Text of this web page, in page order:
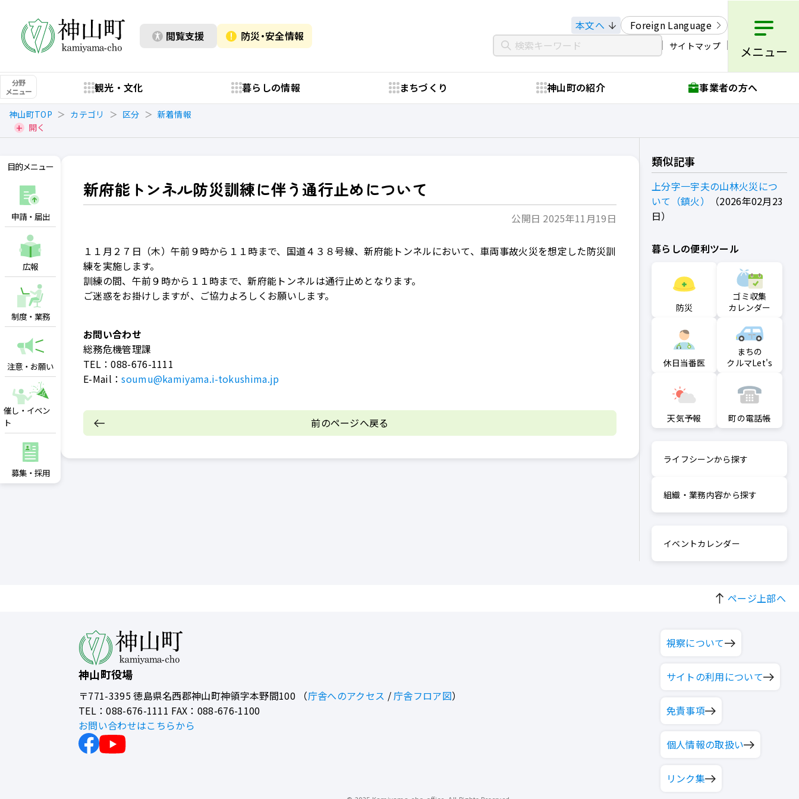
閲覧支援 防災・安全情報
本文へ Foreign Language
サイトマップ メニュー
分野
メニュー
観光・文化 暮らしの情報 まちづくり 神山町の紹介 事業者の方へ
神山町TOP カテゴリ 区分
新着情報
開く
目的メニュー
申請・届出
広報
制度・業務
注意・お願い
催し・イベン
ト
募集・採用
新府能トンネル防災訓練に伴う通行止めについて
公開日 2025年11月19日
１１月２７日（木）午前９時から１１時まで、国道４３８号線、新府能トンネルにおいて、車両事故火災を想定した防災訓
練を実施します。
訓練の間、午前９時から１１時まで、新府能トンネルは通行止めとなります。
ご迷惑をお掛けしますが、ご協力よろしくお願いします。
お問い合わせ
総務危機管理課
TEL：088-676-1111
E-Mail：soumu@kamiyama.i-tokushima.jp
前のページへ戻る
類似記事
上分字一宇夫の山林火災につ
いて（鎮火）
2026年02月23
日
暮らしの便利ツール
防災
ゴミ収集
カレンダー
休日当番医
まちの
クルマLet's
天気予報 町の電話帳
ライフシーンから探す
組織・業務内容から探す
イベントカレンダー
ページ上部へ
神山町役場
〒771-3395徳島県名西郡神山町神領字本野間100 （庁舎へのアクセス /庁舎フロア図）
TEL：088-676-1111 FAX：088-676-1100
お問い合わせはこちらから
視察について
サイトの利用について
免責事項
個人情報の取扱い
リンク集